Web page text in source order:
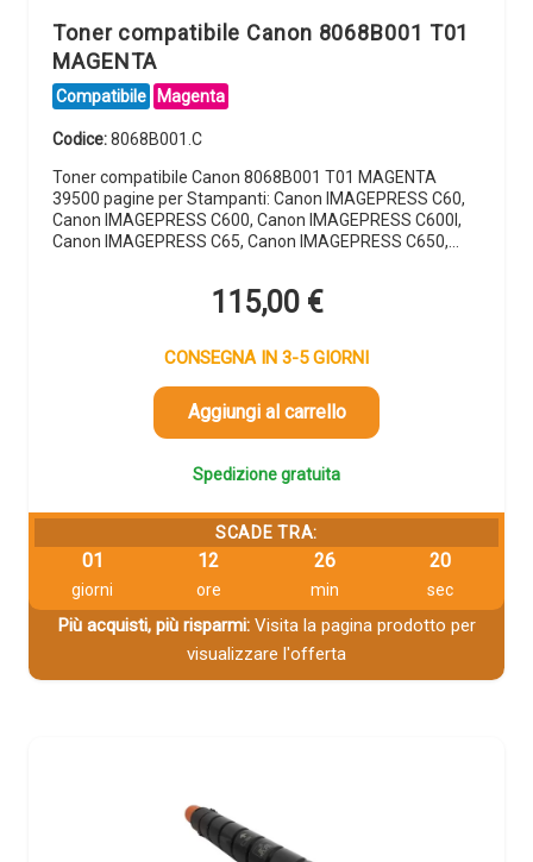
Toner compatibile Canon 8068B001 T01
MAGENTA
Compatibile Magenta
Codice:8068B001.C
Toner compatibile Canon 8068B001 T01 MAGENTA
39500 pagine per Stampanti: Canon IMAGEPRESS C60,
Canon IMAGEPRESS C600, Canon IMAGEPRESS C600I,
Canon IMAGEPRESS C65, Canon IMAGEPRESS C650,…
115,00 €
CONSEGNA IN 3-5 GIORNI
Aggiungi al carrello
Spedizione gratuita
SCADE TRA:
01
giorni
12
ore
26
min
19
sec
Più acquisti, più risparmi:Visita la pagina prodotto per
visualizzare l'offerta